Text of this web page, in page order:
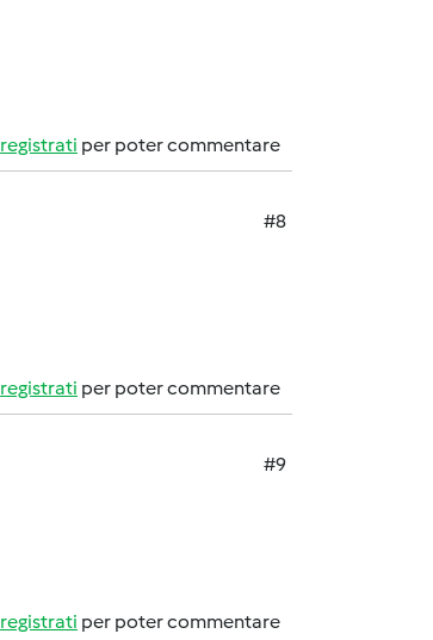
registrati per poter commentare
#8
registrati per poter commentare
#9
registrati per poter commentare